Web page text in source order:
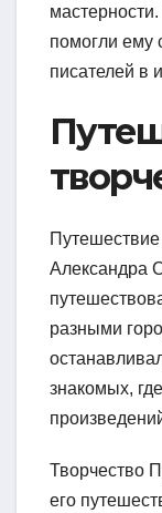
помогли ему
писателей в
Александра
разными
знакомых,
Творчество
его